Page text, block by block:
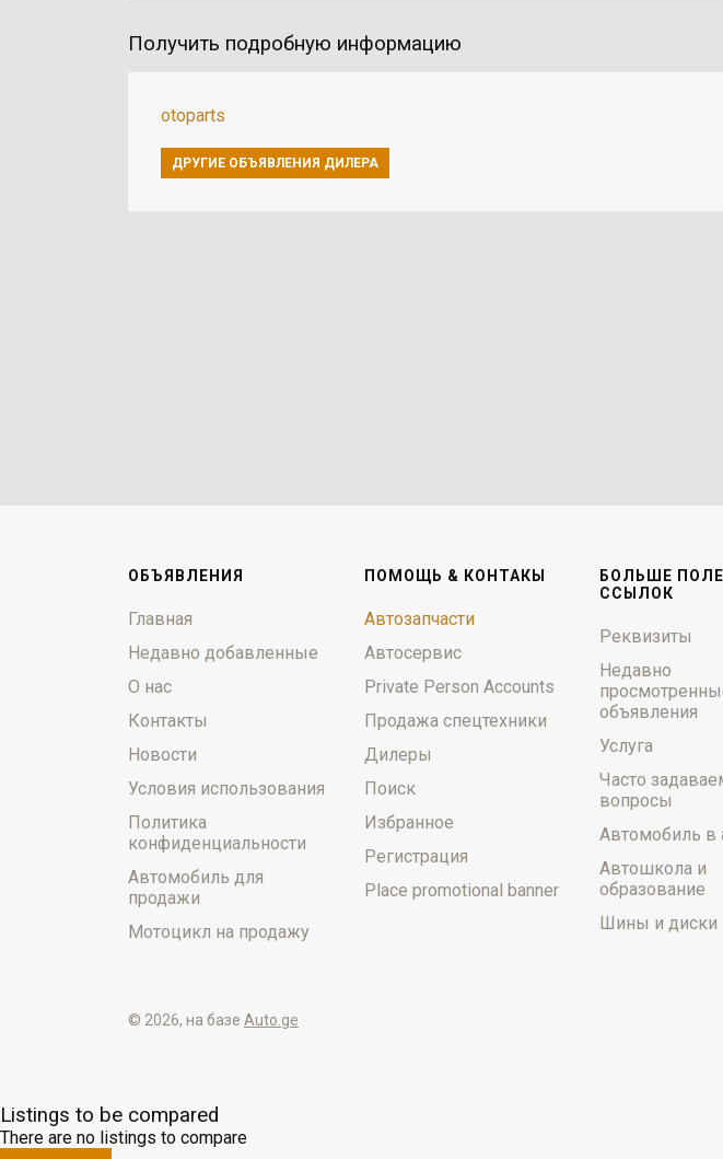
Получить подробную информацию
otoparts
ДРУГИЕ ОБЪЯВЛЕНИЯ ДИЛЕРА
ОБЪЯВЛЕНИЯ
Главная
Недавно добавленные
О нас
Контакты
Новости
Условия использования
Политика
конфиденциальности
Автомобиль для
продажи
Мотоцикл на продажу
ПОМОЩЬ & КОНТАКЫ
Автозапчасти
Автосервис
Private Person Accounts
Продажа спецтехники
Дилеры
Поиск
Избранное
Регистрация
Place promotional banner
БОЛЬШЕ
ССЫЛОК
Реквизиты
Недавно
объявления
Услуга
Часто
вопросы
Автомобиль в
Автошкола и
образование
Шины и диски
© 2026, на базе Auto.ge
Listings to be compared
There are no listings to compare